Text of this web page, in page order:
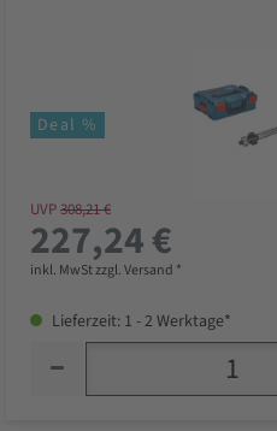
Deal %
UVP308,21 €
227,24 €
inkl. MwSt zzgl. Versand *
Lieferzeit: 1 - 2 Werktage*